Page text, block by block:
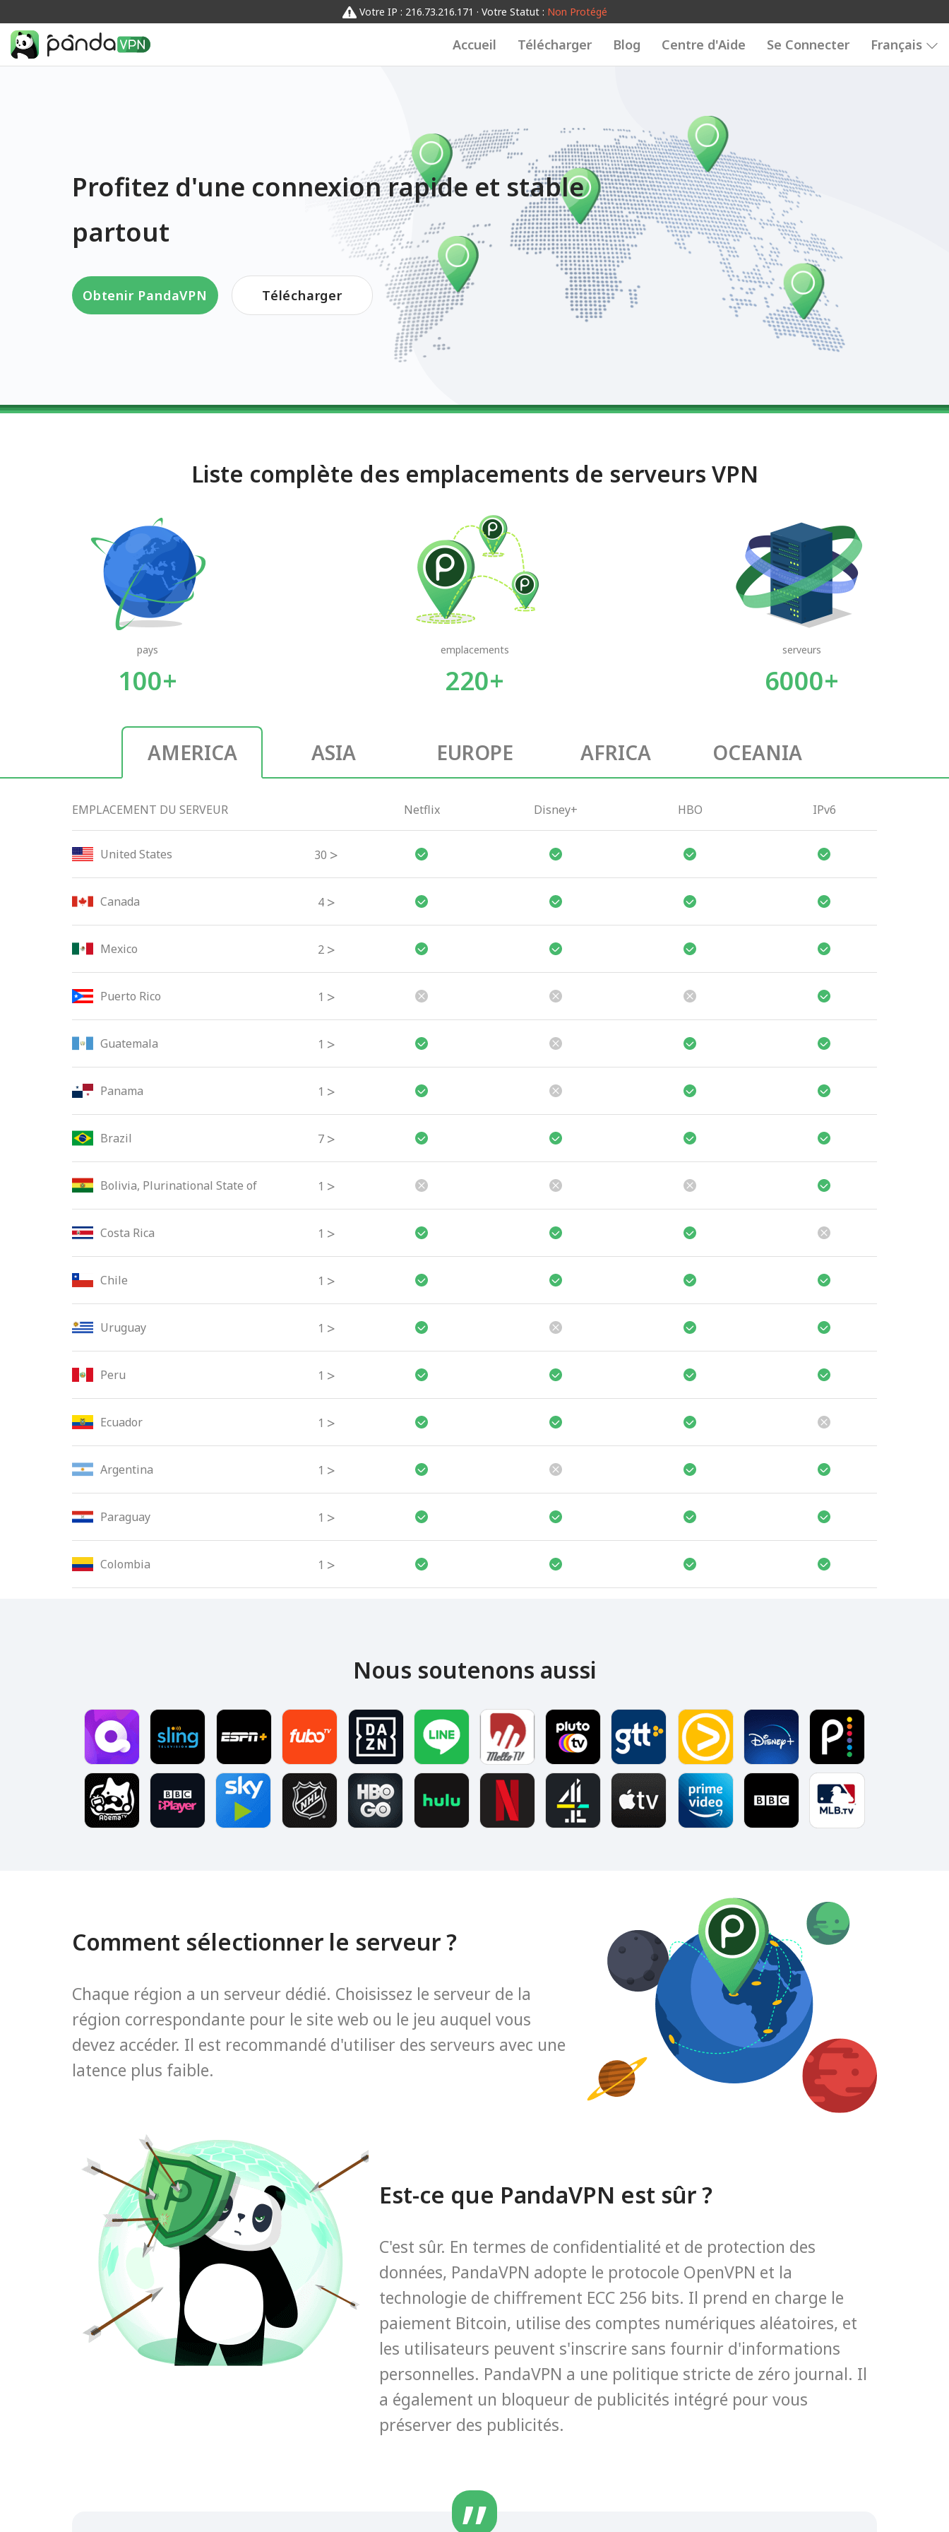
Votre IP : 216.73.216.171 · Votre Statut : Non Protégé
Accueil Télécharger Blog Centre d'Aide Se Connecter Français
Profitez d'une connexion rapide et stable
partout
Obtenir PandaVPN Télécharger
Liste complète des emplacements de serveurs VPN
pays
100+
emplacements
220+
serveurs
6000+
AMERICA ASIA EUROPE AFRICA OCEANIA
EMPLACEMENT DU SERVEUR Netflix Disney+ HBO IPv6
United States 30 >
Canada 4 >
Mexico 2 >
Puerto Rico 1 >
Guatemala 1 >
Panama 1 >
Brazil 7 >
Bolivia, Plurinational State of 1 >
Costa Rica 1 >
Chile 1 >
Uruguay 1 >
Peru 1 >
Ecuador 1 >
Argentina 1 >
Paraguay 1 >
Colombia 1 >
Nous soutenons aussi
Comment sélectionner le serveur ?
Chaque région a un serveur dédié. Choisissez le serveur de la
région correspondante pour le site web ou le jeu auquel vous
devez accéder. Il est recommandé d'utiliser des serveurs avec une
latence plus faible.
Est-ce que PandaVPN est sûr ?
C'est sûr. En termes de confidentialité et de protection des
données, PandaVPN adopte le protocole OpenVPN et la
technologie de chiffrement ECC 256 bits. Il prend en charge le
paiement Bitcoin, utilise des comptes numériques aléatoires, et
les utilisateurs peuvent s'inscrire sans fournir d'informations
personnelles. PandaVPN a une politique stricte de zéro journal. Il
a également un bloqueur de publicités intégré pour vous
préserver des publicités.